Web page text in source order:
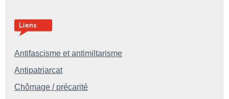
Antifascisme et antimiltarisme
Antipatriarcat
Chômage / précarité